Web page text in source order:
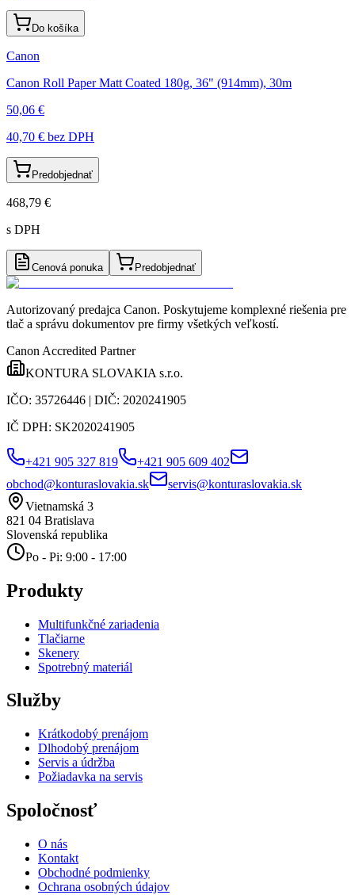
Do košíka
Canon
Canon Roll Paper Matt Coated 180g, 36" (914mm), 30m
50,06 €
40,70 € bez DPH
Predobjednať
468,79 €
s DPH
Cenová ponuka Predobjednať
Autorizovaný predajca Canon. Poskytujeme komplexné riešenia pre
tlač a správu dokumentov pre firmy všetkých veľkostí.
Canon Accredited Partner
KONTURA SLOVAKIA s.r.o.
IČO: 35726446 | DIČ: 2020241905
IČ DPH: SK2020241905
+421 905 327 819
+421 905 609 402
obchod@konturaslovakia.sk
servis@konturaslovakia.sk
Vietnamská 3
821 04 Bratislava
Slovenská republika
Po - Pi: 9:00 - 17:00
Produkty
Multifunkčné zariadenia
Tlačiarne
Skenery
Spotrebný materiál
Služby
Krátkodobý prenájom
Dlhodobý prenájom
Servis a údržba
Požiadavka na servis
Spoločnosť
O nás
Kontakt
Obchodné podmienky
Ochrana osobných údajov